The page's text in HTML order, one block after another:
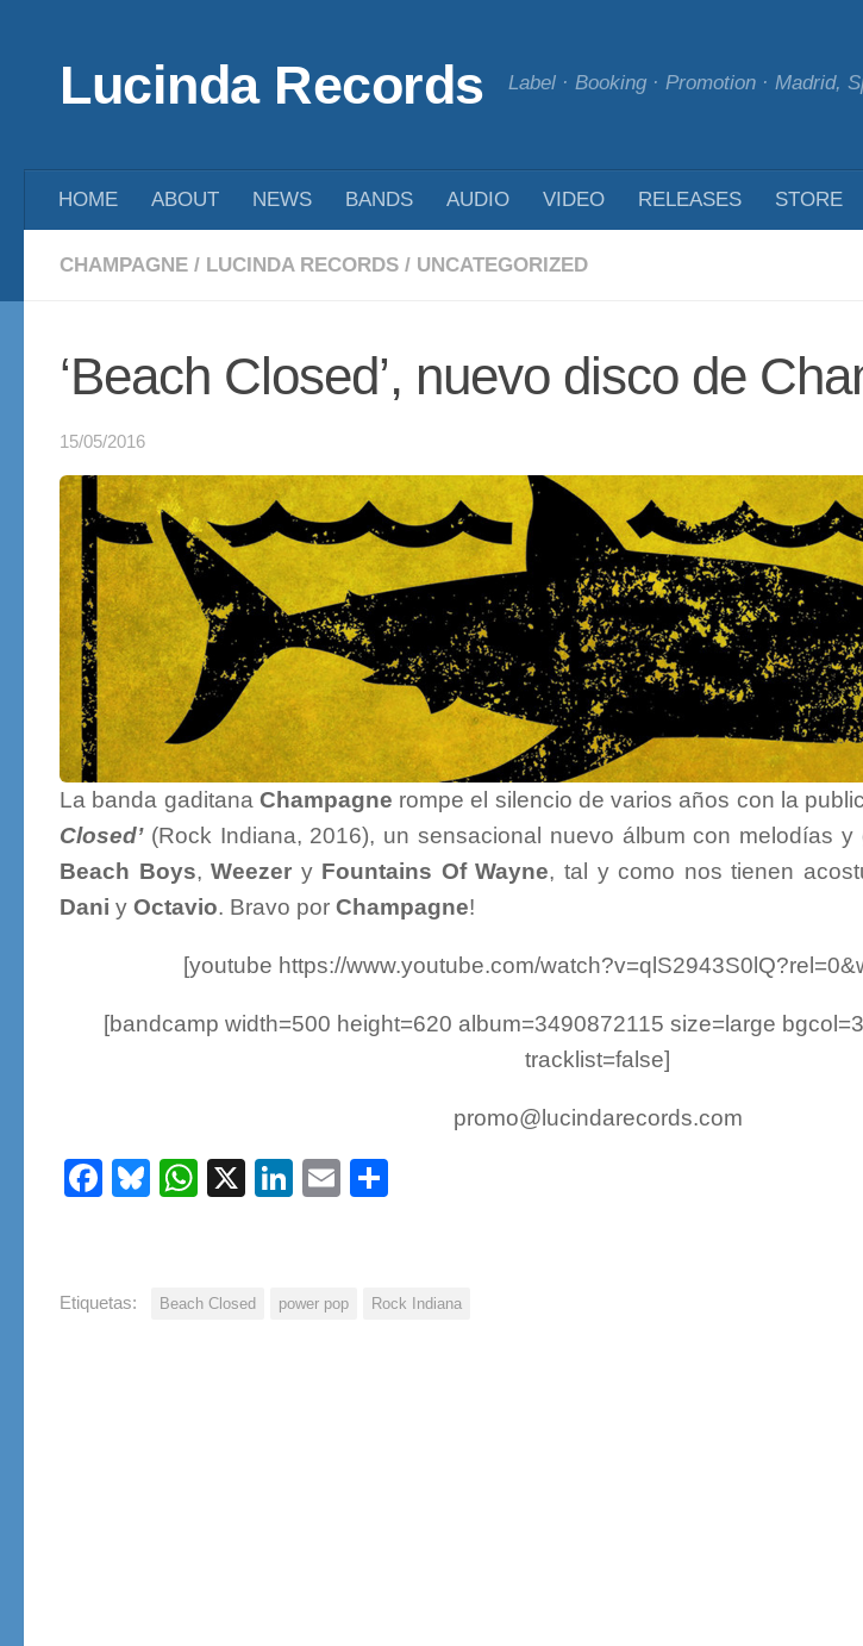
Lucinda Records Label · Booking · Promotion ·
HOME ABOUT NEWS BANDS AUDIO VIDEO RELEASES STORE
CHAMPAGNE / LUCINDA RECORDS / UNCATEGORIZED
‘Beach Closed’, nuevo disco de
15/05/2016
La banda gaditana Champagne rompe el silencio de varios años con la
Closed’(Rock Indiana, 2016), un sensacional nuevo álbum con melodías y
Beach Boys,Weezer y Fountains Of Wayne, tal y como nos tienen
Dani y Octavio. Bravo por Champagne!
[youtube https://www.youtube.com/
[bandcamp width=500 height=620 album=3490872115 size=large
tracklist=false]
promo@lucindarecords.com
Facebook
Bluesky
WhatsApp
X LinkedIn
Email
Etiquetas: Beach Closed power pop Rock Indiana